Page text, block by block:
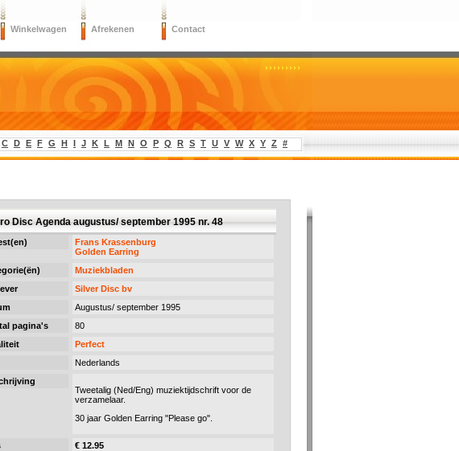
Winkelwagen Afrekenen Contact
C D E F G H I J K L M N O P Q R S T U V W X Y Z #
Disc Agenda augustus/ september 1995 nr. 48
Frans Krassenburg
Golden Earring
Muziekbladen
Silver Disc bv
Augustus/ september 1995
pagina's
80
Perfect
Nederlands
Tweetalig (Ned/Eng) muziektijdschrift voor de
verzamelaar.
30 jaar Golden Earring "Please go".
€ 12.95